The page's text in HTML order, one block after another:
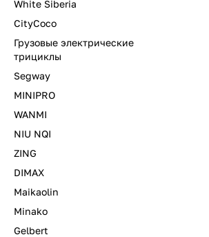
White Siberia
CityCoco
Грузовые электрические
трициклы
Segway
MINIPRO
WANMI
NIU NQI
ZING
DIMAX
Maikaolin
Minako
Gelbert